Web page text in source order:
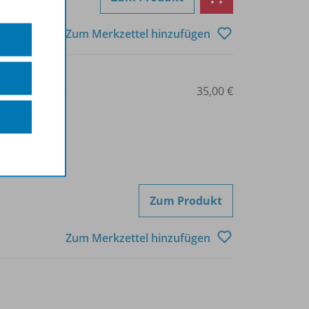
Zum Merkzettel hinzufügen
8045-6121-2 35,00 €
Zum Produkt
Zum Merkzettel hinzufügen